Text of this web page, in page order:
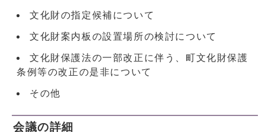
文化財の指定候補について
文化財案内板の設置場所の検討について
文化財保護法の一部改正に伴う、町文化財保護
条例等の改正の是非について
その他
会議の詳細